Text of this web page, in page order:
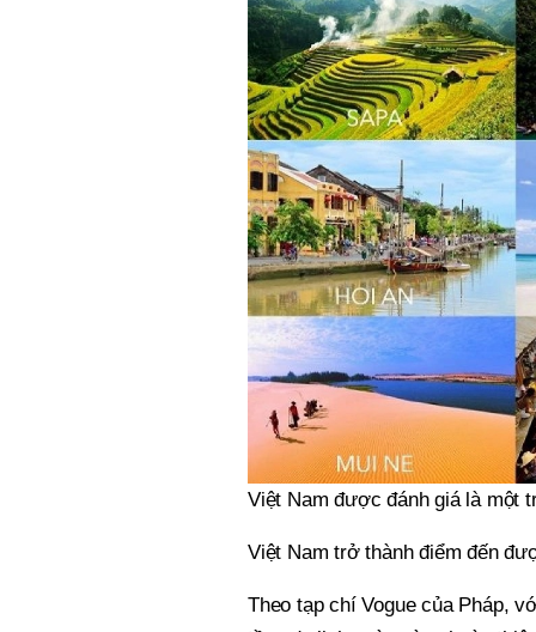
Việt Nam được đánh giá là một
Việt Nam trở thành điểm đến
Theo tạp chí Vogue của Pháp,